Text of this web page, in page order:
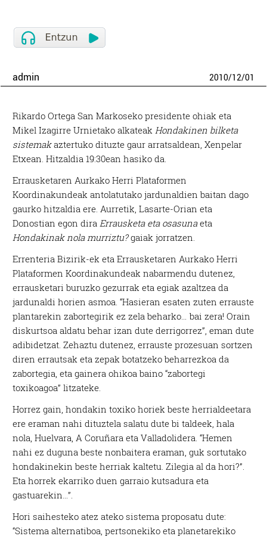
admin 2010/12/01
Rikardo Ortega San Markoseko presidente ohiak eta
Mikel Izagirre Urnietako alkateak Hondakinen bilketa
sistemakaztertuko dituzte gaur arratsaldean, Xenpelar
Etxean. Hitzaldia 19:30ean hasiko da.
Errausketaren Aurkako Herri Plataformen
Koordinakundeak antolatutako jardunaldien baitan dago
gaurko hitzaldia ere. Aurretik, Lasarte-Orian eta
Donostian egon dira Errausketa eta osasunaeta
Hondakinak nola murriztu?gaiak jorratzen.
Errenteria Bizirik-ek eta Errausketaren Aurkako Herri
Plataformen Koordinakundeak nabarmendu dutenez,
errausketari buruzko gezurrak eta egiak azaltzea da
jardunaldi horien asmoa. “Hasieran esaten zuten errauste
plantarekin zabortegirik ez zela beharko… bai zera! Orain
diskurtsoa aldatu behar izan dute derrigorrez”, eman dute
adibidetzat. Zehaztu dutenez, errauste prozesuan sortzen
diren errautsak eta zepak botatzeko beharrezkoa da
zabortegia, eta gainera ohikoa baino “zabortegi
toxikoagoa” litzateke.
Horrez gain, hondakin toxiko horiek beste herrialdeetara
ere eraman nahi dituztela salatu dute bi taldeek, hala
nola, Huelvara, A Coruñara eta Valladolidera. “Hemen
nahi ez duguna beste nonbaitera eraman, guk sortutako
hondakinekin beste herriak kaltetu. Zilegia al da hori?”.
Eta horrek ekarriko duen garraio kutsadura eta
gastuarekin…”.
Hori saihesteko atez ateko sistema proposatu dute:
“Sistema alternatiboa, pertsonekiko eta planetarekiko